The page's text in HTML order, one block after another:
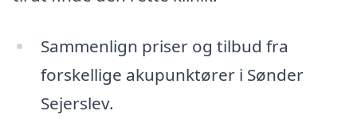
Sammenlign priser og tilbud fra
forskellige akupunktører i Sønder
Sejerslev.